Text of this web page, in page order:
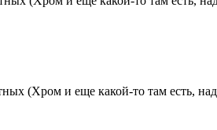
(Хром и еще какой-то там есть,